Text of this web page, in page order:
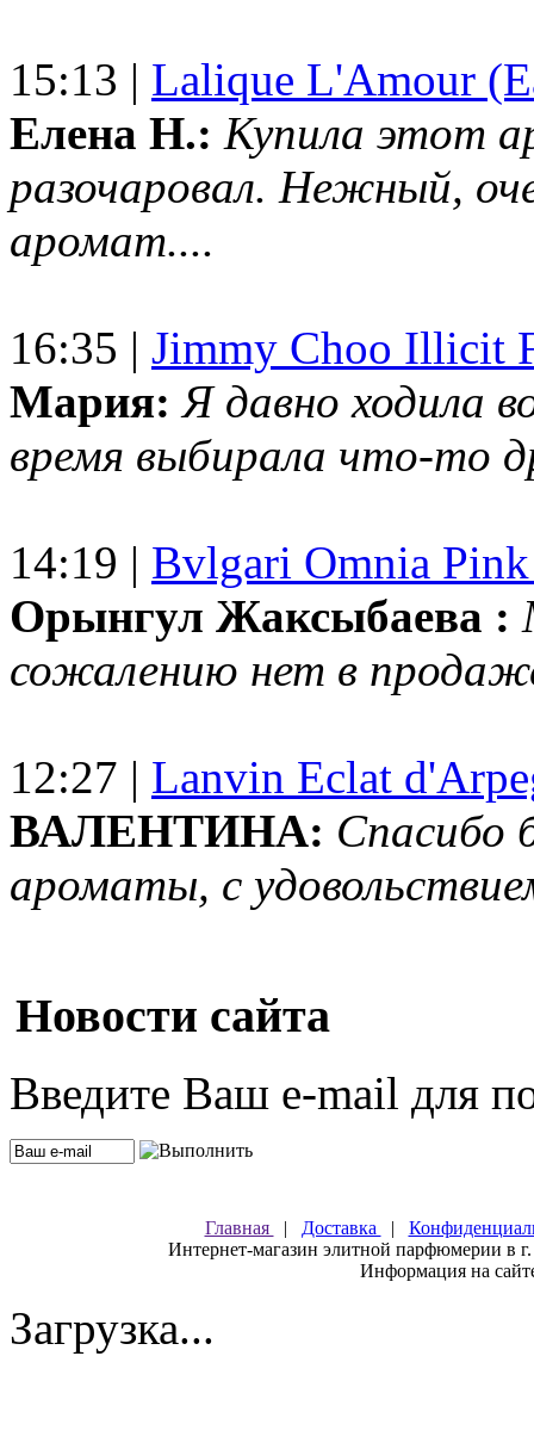
15:13 | Lalique L'Amour
Елена Н.: Купила этот
разочаровал. Нежный,
аромат....
16:35 | Jimmy Choo Illicit
Мария: Я давно ходила
время выбирала что-то
14:19 | Bvlgari Omnia
Орынгул Жаксыбаева :
сожалению нет в
12:27 | Lanvin Eclat
ВАЛЕНТИНА: Спасибо
ароматы, с
Новости сайта
Введите Ваш e-mail для
Главная | Доставка |
Интернет-магазин элитной парфюмерии в
Информация на
Загрузка...